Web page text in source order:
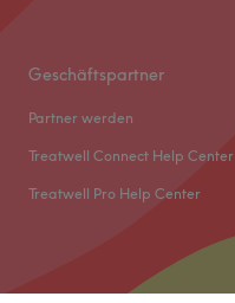
Geschäftspartner
Partner werden
Treatwell Connect Help Center
Treatwell Pro Help Center